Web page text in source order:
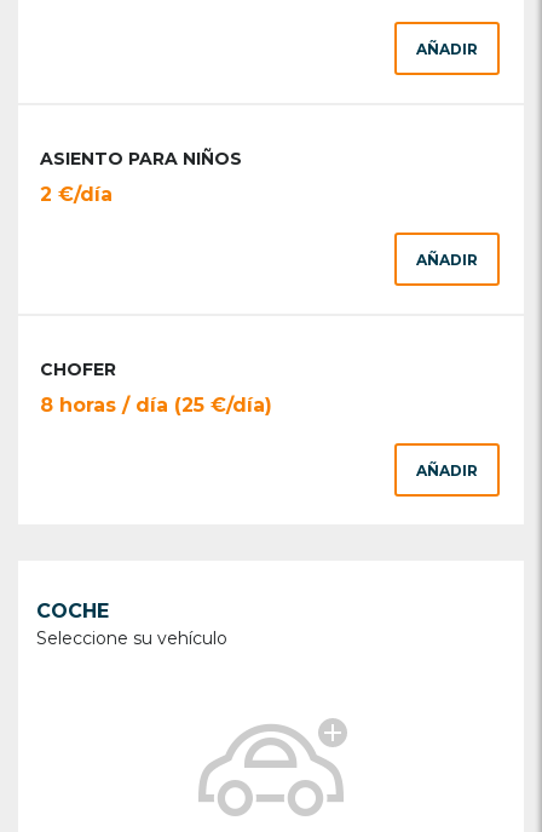
AÑADIR
ASIENTO PARA NIÑOS
2 €/día
AÑADIR
CHOFER
8 horas / día (25 €/día)
AÑADIR
COCHE
Seleccione su vehículo